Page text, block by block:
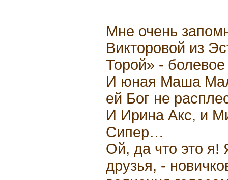
Мне очень
Викторовой из
Торой» -
И юная Маша
ей Бог не
И Ирина Акс, и
Сипер…
Ой, да что это я!
друзья, -